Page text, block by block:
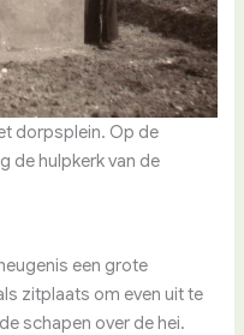
dorpsplein. Op de
de hulpkerk van de
een grote
zitplaats om even uit te
schapen over de hei.